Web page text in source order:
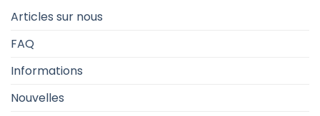
Articles sur nous
FAQ
Informations
Nouvelles